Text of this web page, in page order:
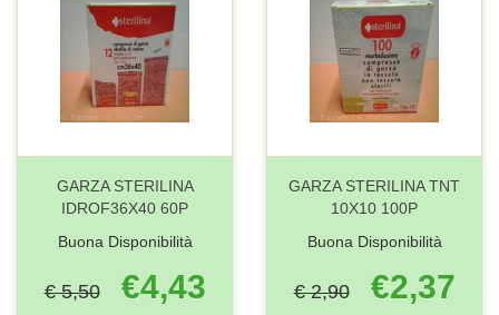
GARZA STERILINA
IDROF36X40 60P
Buona Disponibilità
€ 5,50 €4,43
GARZA STERILINA TNT
10X10 100P
Buona Disponibilità
€ 2,90 €2,37